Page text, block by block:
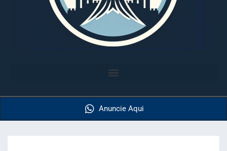
Anuncie Aqui